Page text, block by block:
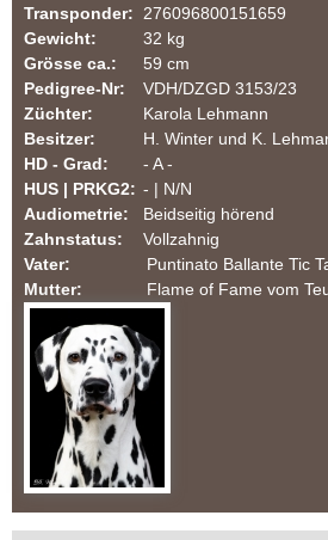
v
o
m
T
e
u
u
Transponder: 276096800151659
Gewicht:
32 kg
Grösse ca.:
59 cm
Pedigree-Nr:
VDH/DZGD 3153/23
Züchter:
Karola Lehmann
Besitzer:
H. Winter und K.
HD - Grad:
- A -
HUS | PRKG2: - | N/N
Audiometrie:
Beidseitig hörend
Zahnstatus:
Vollzahnig
Vater:
Puntinato Ballante Tic
Mutter:
Flame of Fame vom